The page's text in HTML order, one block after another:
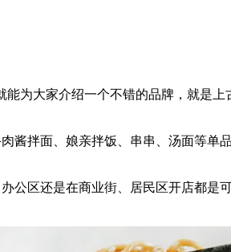
为大家介绍一个不错的品牌，就是
酱拌面、娘亲拌饭、串串、汤面等
公区还是在商业街、居民区开店都